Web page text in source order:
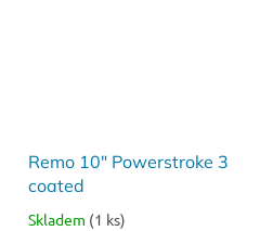
Remo 10" Powerstroke 3
coated
Skladem (1 ks)